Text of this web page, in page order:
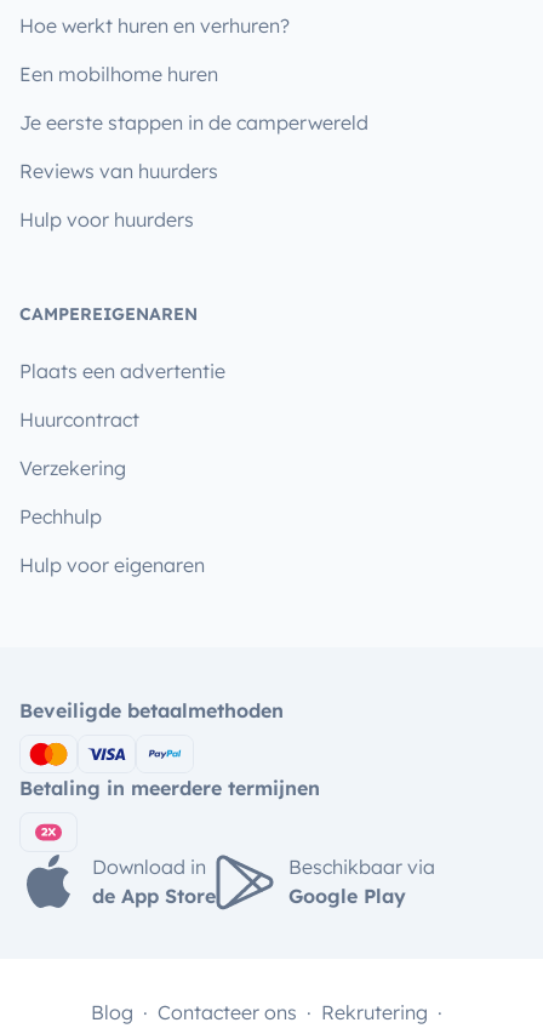
Hoe werkt huren en verhuren?
Een mobilhome huren
Je eerste stappen in de camperwereld
Reviews van huurders
Hulp voor huurders
CAMPEREIGENAREN
Plaats een advertentie
Huurcontract
Verzekering
Pechhulp
Hulp voor eigenaren
Beveiligde betaalmethoden
Betaling in meerdere termijnen
Download in
de App Store
Beschikbaar via
Google Play
Blog Contacteer ons Rekrutering